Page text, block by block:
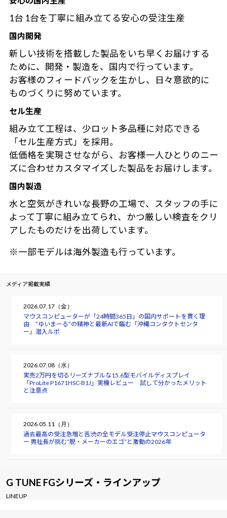
1台 1台を丁寧に組み立てる安心の受注生産
国内開発
新しい技術を搭載した製品をいち早くお届けする
ために、開発・製造を、国内で行っています。
お客様のフィードバックを生かし、日々意欲的に
ものづくりに努めています。
セル生産
組み立て工程は、少ロット多品種に対応できる
「セル生産方式」を採用。
低価格を実現させながら、お客様一人ひとりのニー
ズに合わせカスタマイズした製品をお届けします。
国内製造
水と空気がきれいな長野の工場で、スタッフの手に
よって丁寧に組み立てられ、かつ厳しい検査をクリ
アしたものだけを出荷しています。
※一部モデルは海外製造も行っています。
メディア掲載実績
2026.07.17（金）
マウスコンピューターが「24時間365日」の国内サポートを貫く理
由 “ゆいまーる”の精神と最新AIで臨む「沖縄コンタクトセンタ
ー」潜入ルポ
2026.07.08（水）
実売2万円を切るリーズナブルな15.6型モバイルディスプレイ
「ProLite P1671HSC-B1J」実機レビュー 試して分かったメリット
と注意点
2026.05.11（月）
過去最高の受注急増と苦渋の全モデル受注停止――マウスコンピュータ
ー 軣社長が挑む“脱・メーカーのエゴ”と激動の2026年
G TUNE FGシリーズ・ラインアップ
LINEUP